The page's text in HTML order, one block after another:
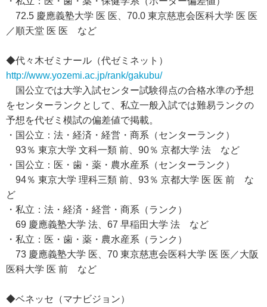
72.5 慶應義塾大学 医 医、70.0 東京慈恵会医科大学 医 医
／順天堂 医 医 など
◆代々木ゼミナール（代ゼミネット）
http://www.yozemi.ac.jp/rank/gakubu/
国公立では大学入試センター試験得点の合格水準の予想
をセンターランクとして、私立一般入試では難易ランクの
予想を代ゼミ模試の偏差値で掲載。
・国公立：法・経済・経営・商系（センターランク）
93％ 東京大学 文科一類 前、90％ 京都大学 法 など
・国公立：医・歯・薬・農水産系（センターランク）
94％ 東京大学 理科三類 前、93％ 京都大学 医 医 前 な
ど
・私立：法・経済・経営・商系（ランク）
69 慶應義塾大学 法、67 早稲田大学 法 など
・私立：医・歯・薬・農水産系（ランク）
73 慶應義塾大学 医、70 東京慈恵会医科大学 医 医／大阪
医科大学 医 前 など
◆ベネッセ（マナビジョン）